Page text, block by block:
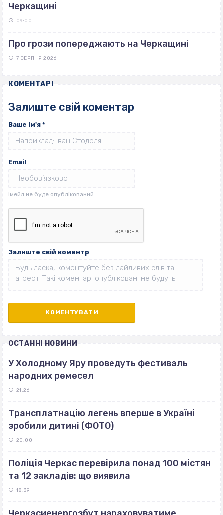
Черкащині
09:00
Про грози попереджають на Черкащині
7 СЕРПНЯ 2026
КОМЕНТАРІ
Залиште свій коментар
Ваше ім'я *
Email
Залиште свій коментр
ОСТАННІ НОВИНИ
У Холодному Яру проведуть фестиваль
народних ремесел
21:26
Трансплатнацію легень вперше в Україні
зробили дитині (ФОТО)
20:00
Поліція Черкас перевірила понад 100 містян
та 12 закладів: що виявила
18:39